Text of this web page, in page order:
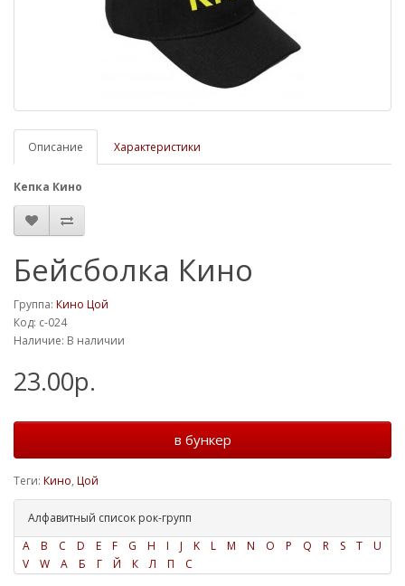
Описание Характеристики
Кепка Кино
Бейсболка Кино
Группа: Кино Цой
Код: c-024
Наличие: В наличии
23.00р.
в бункер
Теги: Кино, Цой
Алфавитный список рок-групп
A
B C D E F G H I J K L M N O P Q R S T
U
V
W А Б Г Й К Л П С